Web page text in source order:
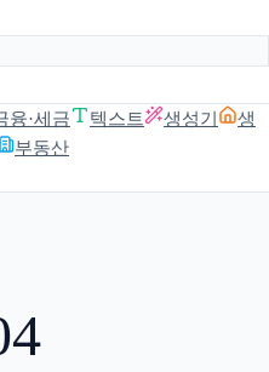
융·세금 텍스트 생성기
생
부동산